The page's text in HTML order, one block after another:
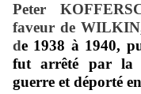
Peter
faveur de
de 1938 à 1940,
fut arrêté par la
guerre et déporté